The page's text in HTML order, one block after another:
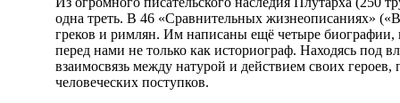
одна треть. В 46 «Сравнительных жизнеописаниях»
греков и римлян. Им написаны ещё четыре
перед нами не только как историограф. Находясь под
взаимосвязь между натурой и действием своих
человеческих поступков.